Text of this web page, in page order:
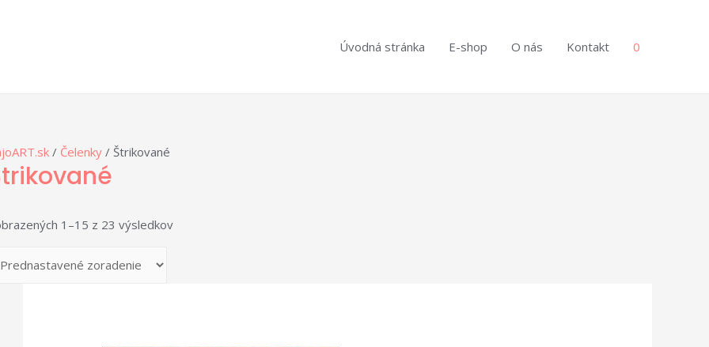
Úvodná stránka E-shop O nás Kontakt 0
/ Čelenky / Štrikované
1–15 z 23 výsledkov